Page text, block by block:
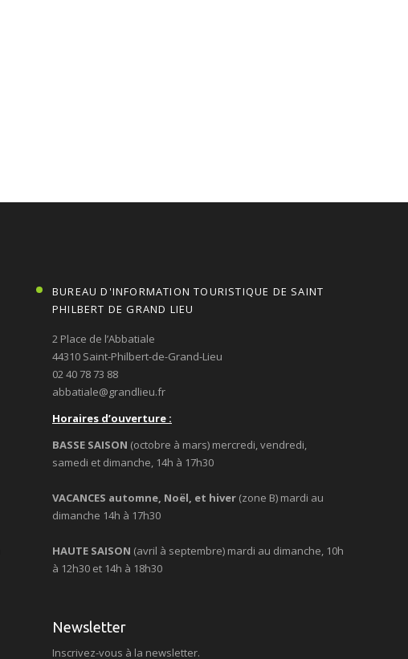
BUREAU D'INFORMATION TOURISTIQUE DE SAINT
PHILBERT DE GRAND LIEU
2 Place de l’Abbatiale
44310 Saint-Philbert-de-Grand-Lieu
02 40 78 73 88
abbatiale@grandlieu.fr
Horaires d’ouverture :
BASSE SAISON (octobre à mars) mercredi, vendredi,
samedi et dimanche, 14h à 17h30
VACANCES automne, Noël, et hiver(zone B) mardi au
dimanche 14h à 17h30
HAUTE SAISON (avril à septembre) mardi au dimanche, 10h
à 12h30 et 14h à 18h30
Newsletter
Inscrivez-vous à la newsletter.